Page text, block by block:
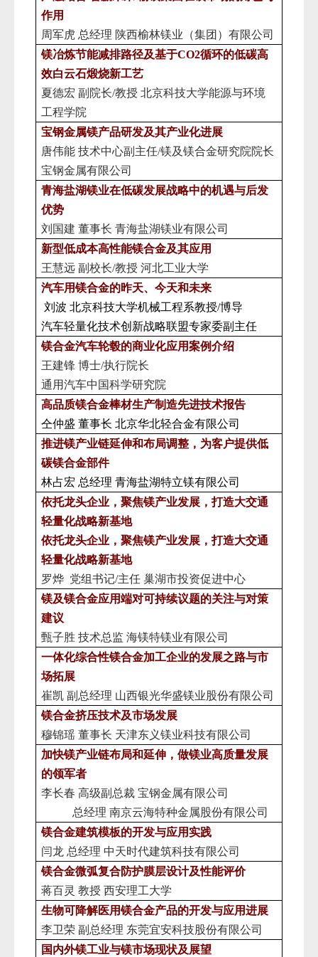
作用
周军虎 总经理 陕西榆林镁业（集团）有限公司
镁冶炼节能减排路径及基于CO2循环的低碳高
效白云石煅烧新工艺
夏德宏 副院长/教授 北京科技大学能源与环境
工程学院
宝钢金属镁产品研发及其产业化进展
唐伟能 技术中心副主任/镁及镁合金研究院院长
宝钢金属有限公司
青海盐湖镁业在低碳发展战略中的机遇与后发
优势
刘国建 董事长 青海盐湖镁业有限公司
新型低成本高性能镁合金及其应用
王慧远 副校长/教授河北工业大学
汽车用镁合金的昨天、今天和未来
刘波 北京科技大学机械工程系教授/博导
汽车轻量化技术创新战略联盟专家委副主任
镁合金汽车轮毂的商业化应用案例介绍
王建锋 博士/执行院长
通用汽车中国科学研究院
高品质镁合金棒材生产制造先进技术报告
仝仲盛 董事长 北京华北轻合金有限公司
推进镁产业链延伸和布局调整，为客户提供低
碳镁合金部件
林占宏 总经理 青海盐湖特立镁有限公司
依托龙头企业，聚焦镁产业发展，打造大交通
轻量化战略新基地
依托龙头企业，聚焦镁产业发展，打造大交通
轻量化战略新基地
罗烨 党组书记/主任 巢湖市投资促进中心
镁及镁合金应用端对可持续议题的关注与对策
建议
甄子胜 技术总监 海镁特镁业有限公司
一体化综合性镁合金加工企业的发展之路与市
场拓展
崔凯 副总经理 山西银光华盛镁业股份有限公司
镁合金挤压技术及市场发展
穆锦瑶 董事长 天津东义镁业科技有限公司
加快镁产业链布局和延伸，做镁业高质量发展
的领军者
李长春 高级副总裁 宝钢金属有限公司
总经理 南京云海特种金属股份有限公司
镁合金建筑模板的开发与应用实践
闫龙 总经理 中天时代建筑科技有限公司
镁合金微弧复合防护膜层设计及性能评价
蒋百灵 教授 西安理工大学
生物可降解医用镁合金产品的开发与应用进展
李卫荣 副总经理 东莞宜安科技股份有限公司
国内外镁工业与镁市场现状及展望